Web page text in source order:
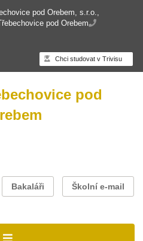
pod Orebem, s.r.o.,
pod Orebem
Chci studovat v Trivisu
pod
Bakaláři Školní e-mail